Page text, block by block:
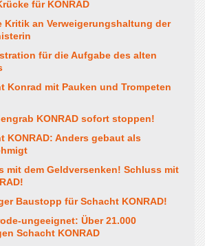
für KONRAD
Kritik an Verweigerungshaltung der
für die Aufgabe des alten
Konrad mit Pauken und Trompeten
KONRAD sofort stoppen!
KONRAD: Anders gebaut als
mit dem Geldversenken! Schluss mit
Baustopp für Schacht KONRAD!
ungeeignet: Über 21.000
Schacht KONRAD